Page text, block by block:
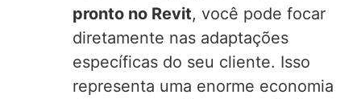
pronto no Revit, você pode focar
diretamente nas adaptações
específicas do seu cliente. Isso
representa uma enorme economia